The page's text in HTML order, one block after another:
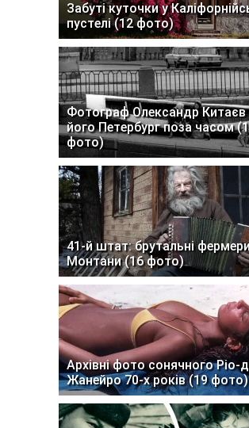
Забуті куточки у
пустелі (12 фото)
Фотограф Олександр Китаєв
його Петербург поза часом
фото)
41-й штат: брутальні
Монтани (16 фото)
Архівні фото сонячного Ріо-
Жанейро 70-х років (19 фото)